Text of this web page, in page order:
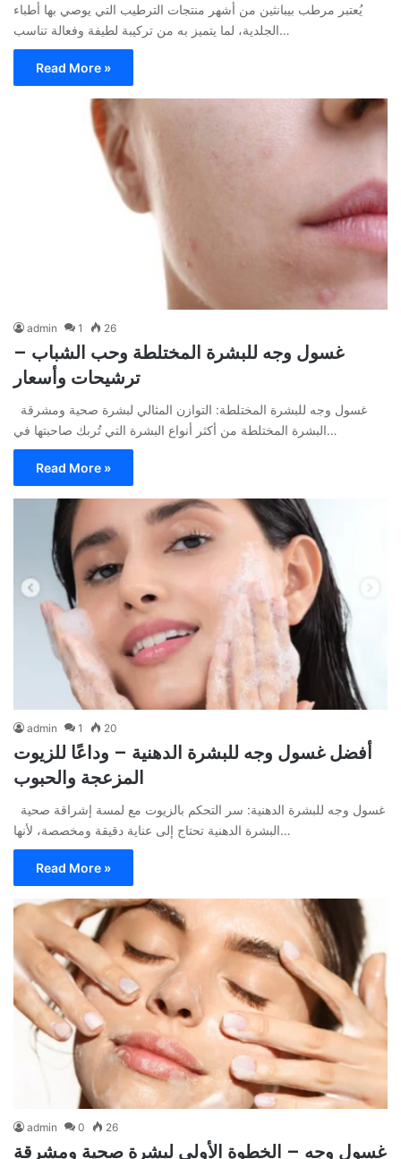
يُعتبر مرطب بيبانثين من أشهر منتجات الترطيب التي يوصي بها أطباء
الجلدية، لما يتميز به من تركيبة لطيفة وفعالة تناسب…
Read More »
admin 1 26
غسول وجه للبشرة المختلطة وحب الشباب –
ترشيحات وأسعار
البشرة المختلطة من أكثر أنواع البشرة التي تُربك صاحبتها في…
Read More »
admin 1 20
أفضل غسول وجه للبشرة الدهنية – وداعًا للزيوت
المزعجة والحبوب
البشرة الدهنية تحتاج إلى عناية دقيقة ومخصصة، لأنها…
Read More »
admin 0 26
غسول وجه – الخطوة الأولى لبشرة صحية ومشرقة